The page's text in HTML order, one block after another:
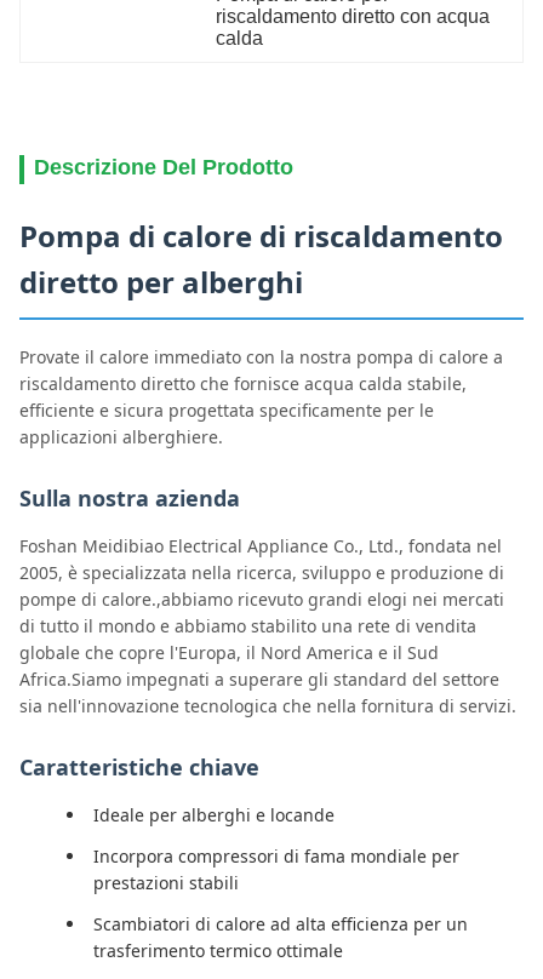
riscaldamento diretto con acqua
calda
Descrizione Del Prodotto
Pompa di calore di riscaldamento
diretto per alberghi
Provate il calore immediato con la nostra pompa di calore a
riscaldamento diretto che fornisce acqua calda stabile,
efficiente e sicura progettata specificamente per le
applicazioni alberghiere.
Sulla nostra azienda
Foshan Meidibiao Electrical Appliance Co., Ltd., fondata nel
2005, è specializzata nella ricerca, sviluppo e produzione di
pompe di calore.,abbiamo ricevuto grandi elogi nei mercati
di tutto il mondo e abbiamo stabilito una rete di vendita
globale che copre l'Europa, il Nord America e il Sud
Africa.Siamo impegnati a superare gli standard del settore
sia nell'innovazione tecnologica che nella fornitura di servizi.
Caratteristiche chiave
Ideale per alberghi e locande
Incorpora compressori di fama mondiale per
prestazioni stabili
Scambiatori di calore ad alta efficienza per un
trasferimento termico ottimale